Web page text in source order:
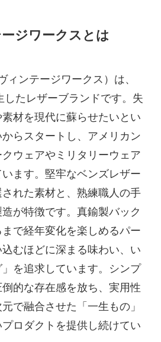
ジワークスとは
ンテージワークス）は、
したレザーブランドです。失
材を現代に蘇らせたいとい
らスタートし、アメリカン
ウェアやミリタリーウェア
ます。堅牢なベンズレザー
れた素材と、熟練職人の手
が特徴です。真鍮製バック
で経年変化を楽しめるパー
むほどに深まる味わい、い
を追求しています。シンプ
的な存在感を放ち、実用性
で融合させた「一生もの」
ロダクトを提供し続けてい